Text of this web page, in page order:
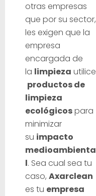
otras empresas
que por su sector,
les exigen que la
empresa
encargada de
la limpieza utilice
productos de
limpieza
ecológicospara
minimizar
su impacto
medioambienta
l. Sea cual sea tu
caso, Axarclean
es tu empresa